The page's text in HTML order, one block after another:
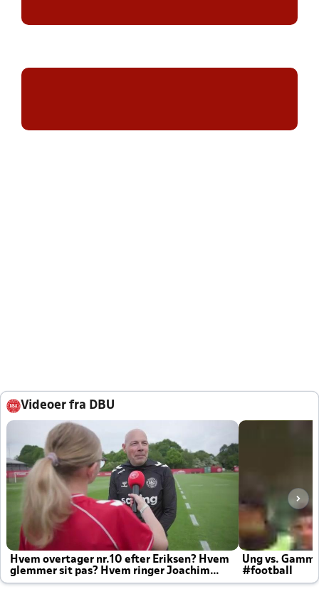
Videoer fra DBU
Hvem overtager nr.10 efter Eriksen? Hvem
glemmer sit pas? Hvem ringer Joachim
altid til efter kampe?
Ung vs.
#football